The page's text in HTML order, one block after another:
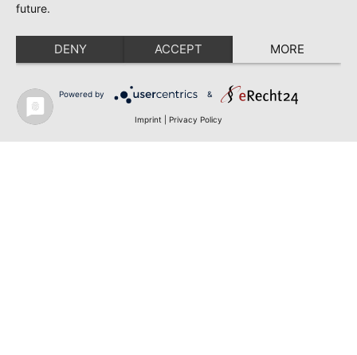
future.
DENY ACCEPT MORE
Powered by &
Imprint Privacy Policy